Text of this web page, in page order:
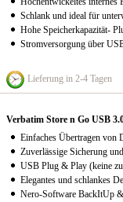
Schlank und ideal für
Hohe Speicherkapazität-
Stromversorgung über
Lieferung in 2-4 Tagen
Verbatim Store n Go USB
Einfaches Übertragen von
Zuverlässige Sicherung
USB Plug & Play (keine
Elegantes und schlankes
Nero-Software BackItUp